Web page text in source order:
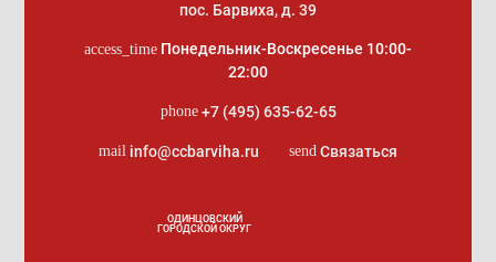
пос. Барвиха, д. 39
access_time Понедельник-Воскресенье 10:00-
22:00
phone +7 (495) 635-62-65
mail info@ccbarviha.ru send Связаться
ОДИНЦОВСКИЙ
ГОРОДСКОЙ ОКРУГ